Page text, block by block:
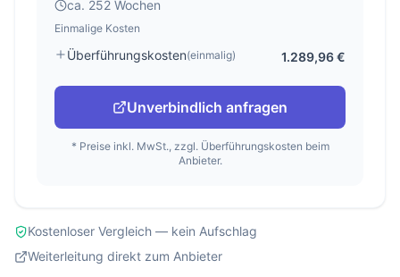
ca. 252 Wochen
Einmalige Kosten
Überführungskosten(einmalig) 1.289,96 €
Unverbindlich anfragen
* Preise inkl. MwSt., zzgl. Überführungskosten beim
Anbieter.
Kostenloser Vergleich — kein Aufschlag
Weiterleitung direkt zum Anbieter